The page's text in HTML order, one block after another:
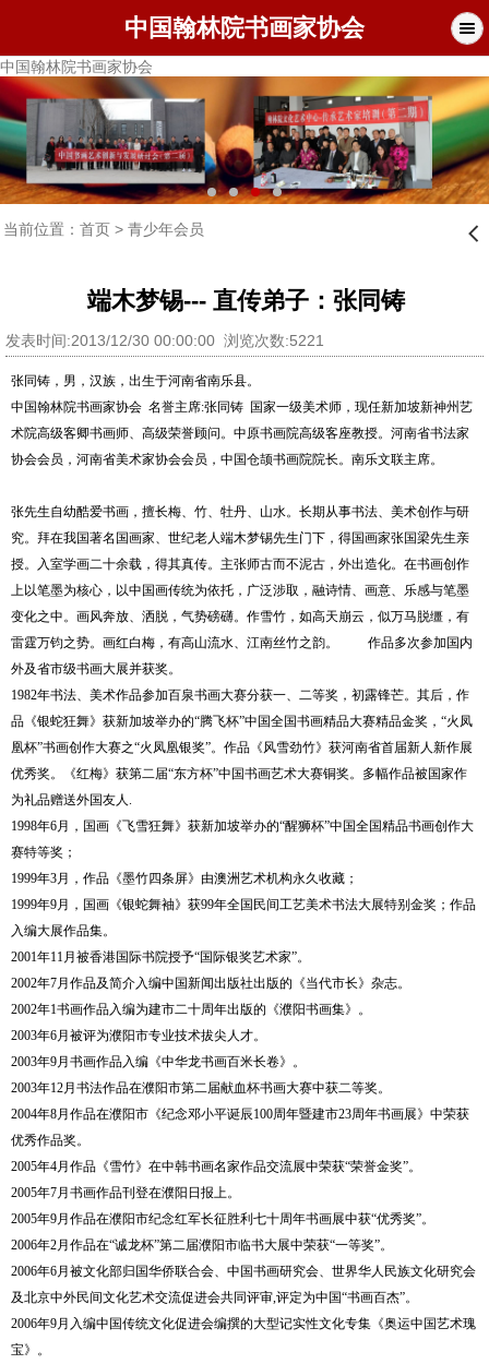
中国翰林院书画家协会
中国翰林院书画家协会
当前位置： 首页> 青少年会员 󰊒
端木梦锡--- 直传弟子：张同铸
发表时间:2013/12/30 00:00:00 浏览次数:5221
张同铸，男，汉族，出生于河南省南乐县。
中国翰林院书画家协会 名誉主席:张同铸 国家一级美术师，现任新加坡新神州艺
术院高级客卿书画师、高级荣誉顾问。中原书画院高级客座教授。河南省书法家
协会会员，河南省美术家协会会员，中国仓颉书画院院长。南乐文联主席。
张先生自幼酷爱书画，擅长梅、竹、牡丹、山水。长期从事书法、美术创作与研
究。拜在我国著名国画家、世纪老人端木梦锡先生门下，得国画家张国梁先生亲
授。入室学画二十余载，得其真传。主张师古而不泥古，外出造化。在书画创作
上以笔墨为核心，以中国画传统为依托，广泛涉取，融诗情、画意、乐感与笔墨
变化之中。画风奔放、洒脱，气势磅礴。作雪竹，如高天崩云，似万马脱缰，有
雷霆万钧之势。画红白梅，有高山流水、江南丝竹之韵。
作品多次参加国内
外及省市级书画大展并获奖。
1982年书法、美术作品参加百泉书画大赛分获一、二等奖，初露锋芒。其后，作
品《银蛇狂舞》获新加坡举办的“腾飞杯”中国全国书画精品大赛精品金奖， “火凤
凰杯”书画创作大赛之“火凤凰银奖”。作品《风雪劲竹》获河南省首届新人新作展
优秀奖。《红梅》获第二届“东方杯”中国书画艺术大赛铜奖。多幅作品被国家作
为礼品赠送外国友人 .
1998年6月，国画《飞雪狂舞》获新加坡举办的“醒狮杯”中国全国精品书画创作大
赛特等奖；
1999年3月，作品《墨竹四条屏》由澳洲艺术机构永久收藏；
1999年9月，国画《银蛇舞袖》获99年全国民间工艺美术书法大展特别金奖；作品
入编大展作品集。
2001年11月被香港国际书院授予“国际银奖艺术家”。
2002年7月作品及简介入编中国新闻出版社出版的《当代市长》杂志。
2002年1书画作品入编为建市二十周年出版的《濮阳书画集》。
2003年6月被评为濮阳市专业技术拔尖人才。
2003年9月书画作品入编《中华龙书画百米长卷》。
2003年12月书法作品在濮阳市第二届献血杯书画大赛中获二等奖。
2004年8月作品在濮阳市《纪念邓小平诞辰100周年暨建市23周年书画展》中荣获
优秀作品奖。
2005年4月作品《雪竹》在中韩书画名家作品交流展中荣获“荣誉金奖”。
2005年7月书画作品刊登在濮阳日报上。
2005年9月作品在濮阳市纪念红军长征胜利七十周年书画展中获“优秀奖”。
2006年2月作品在“诚龙杯”第二届濮阳市临书大展中荣获“一等奖”。
2006年6月被文化部归国华侨联合会、中国书画研究会、世界华人民族文化研究会
及北京中外民间文化艺术交流促进会共同评审,评定为中国“书画百杰”。
2006年9月入编中国传统文化促进会编撰的大型记实性文化专集《奥运中国艺术瑰
宝》。